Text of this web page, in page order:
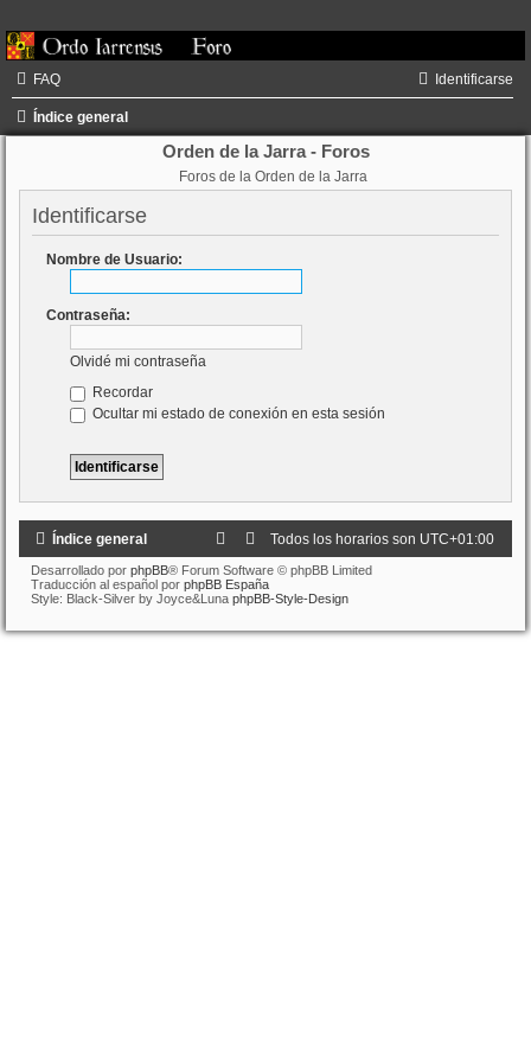
FAQ Identificarse
Índice general
Orden de la Jarra - Foros
Foros de la Orden de la Jarra
Identificarse
Nombre de Usuario:
Contraseña:
Olvidé mi contraseña
Recordar
Ocultar mi estado de conexión en esta sesión
Índice general Todos los horarios son UTC+01:00
Desarrollado por phpBB® Forum Software © phpBB Limited
Traducción al español por phpBB España
Style: Black-Silver by Joyce&Luna phpBB-Style-Design